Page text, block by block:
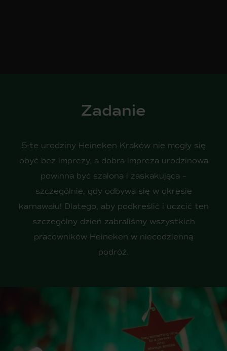
Zadanie
5-te urodziny Heineken Kraków nie mogły się
obyć bez imprezy, a dobra impreza urodzinowa
powinna być szalona i zaskakująca –
szczególnie, gdy odbywa się w okresie
karnawału! Dlatego, aby podkreślić i uczcić ten
szczególny dzień zabraliśmy wszystkich
pracowników Heineken w niecodzienną
podróż.